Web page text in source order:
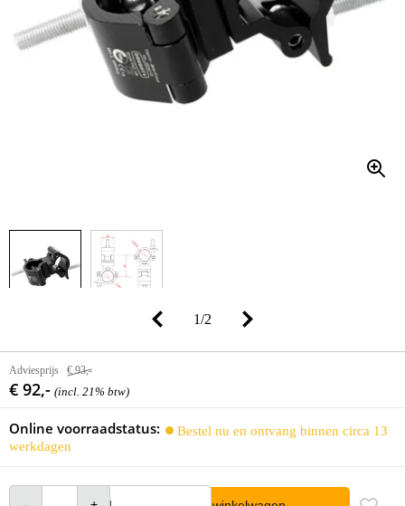
1/2
Adviesprijs € 93,-
€ 92,- (incl. 21% btw)
Online voorraadstatus:
Bestel nu en ontvang binnen circa 13
werkdagen